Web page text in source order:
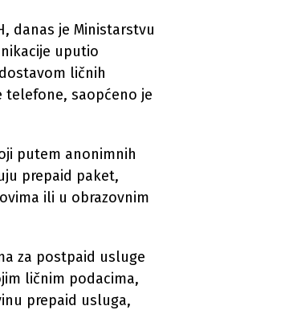
danas je Ministarstvu
uputio
ličnih
saopćeno je
putem anonimnih
prepaid paket,
ili u obrazovnim
za postpaid usluge
ličnim podacima,
prepaid usluga,